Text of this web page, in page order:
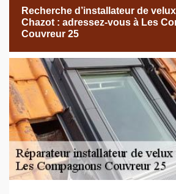
Recherche d’installateur de
Chazot : adressez-vous à Les
Couvreur 25